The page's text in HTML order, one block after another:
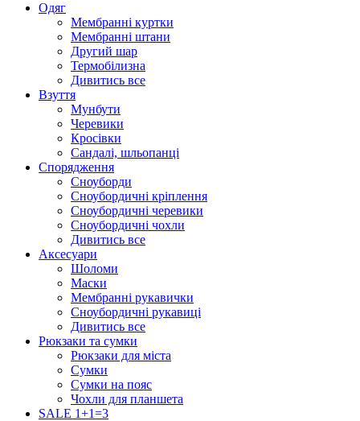
Одяг
Мембранні куртки
Мембранні штани
Другий шар
Термобілизна
Дивитись все
Взуття
Мунбути
Черевики
Кросівки
Сандалі, шльопанці
Спорядження
Сноуборди
Сноубордичні кріплення
Сноубордичні черевики
Сноубордичні чохли
Дивитись все
Аксесуари
Шоломи
Маски
Мембранні рукавички
Сноубордичні рукавиці
Дивитись все
Рюкзаки та сумки
Рюкзаки для міста
Сумки
Сумки на пояс
Чохли для планшета
SALE 1+1=3